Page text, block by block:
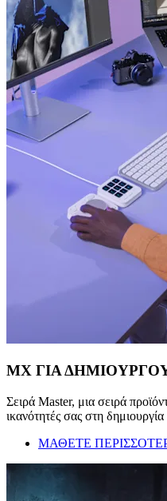
MX ΓΙΑ
Σειρά Master, μια σειρά
ικανότητές σας στη
ΜΑΘΕΤΕ